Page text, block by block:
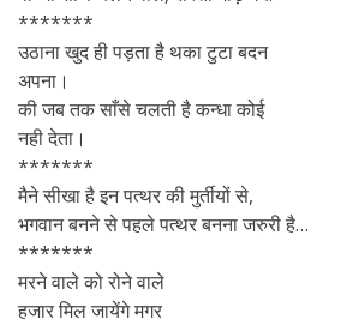
*******
उठाना खुद ही पड़ता है थका टुटा बदन
अपना।
की जब तक साँसे चलती है कन्धा कोई
नही देता।
*******
मैने सीखा है इन पत्थर की मुर्तीयों से,
भगवान बनने से पहले पत्थर बनना जरुरी है…
*******
मरने वाले को रोने वाले
हजार मिल जायेंगे मगर